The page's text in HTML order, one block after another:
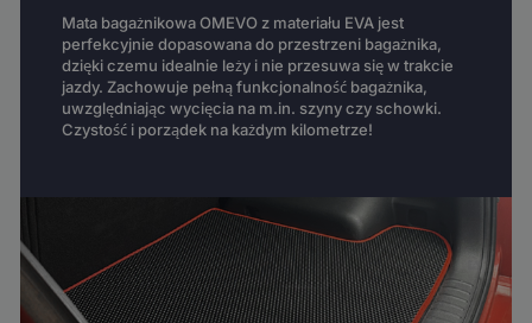
Mata bagażnikowa OMEVO z materiału EVA jest
perfekcyjnie dopasowana do przestrzeni bagażnika,
dzięki czemu idealnie leży i nie przesuwa się w trakcie
jazdy. Zachowuje pełną funkcjonalność bagażnika,
uwzględniając wycięcia na m.in. szyny czy schowki.
Czystość i porządek na każdym kilometrze!